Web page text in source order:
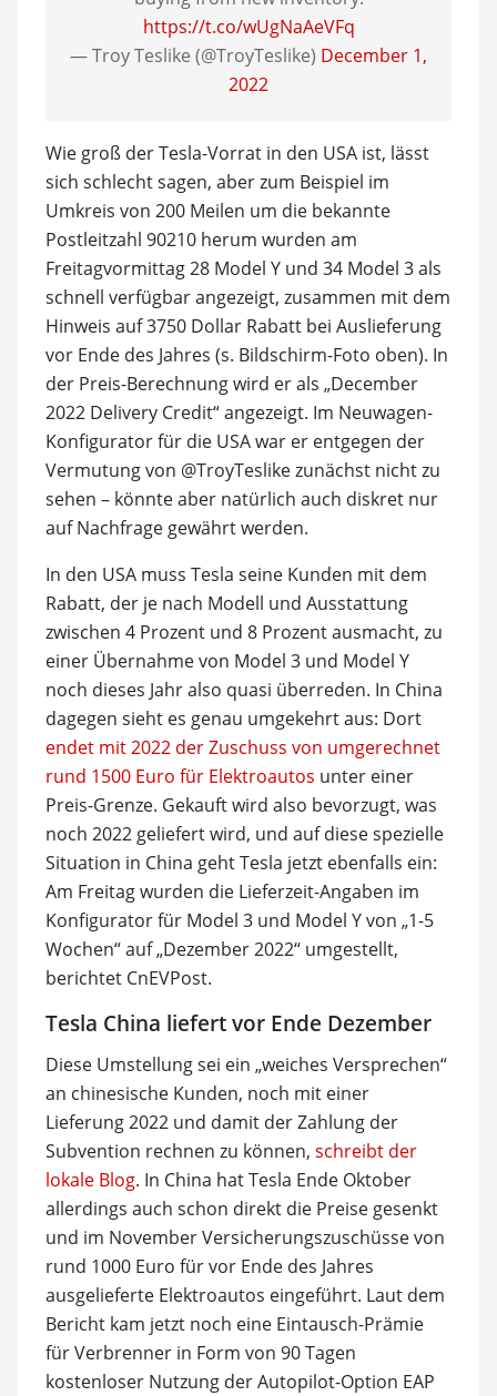
https://t.co/wUgNaAeVFq
— Troy Teslike (@TroyTeslike) December 1,
2022
Wie groß der Tesla-Vorrat in den USA ist, lässt
sich schlecht sagen, aber zum Beispiel im
Umkreis von 200 Meilen um die bekannte
Postleitzahl 90210 herum wurden am
Freitagvormittag 28 Model Y und 34 Model 3 als
schnell verfügbar angezeigt, zusammen mit dem
Hinweis auf 3750 Dollar Rabatt bei Auslieferung
vor Ende des Jahres (s. Bildschirm-Foto oben). In
der Preis-Berechnung wird er als „December
2022 Delivery Credit“ angezeigt. Im Neuwagen-
Konfigurator für die USA war er entgegen der
Vermutung von @TroyTeslike zunächst nicht zu
sehen – könnte aber natürlich auch diskret nur
auf Nachfrage gewährt werden.
In den USA muss Tesla seine Kunden mit dem
Rabatt, der je nach Modell und Ausstattung
zwischen 4 Prozent und 8 Prozent ausmacht, zu
einer Übernahme von Model 3 und Model Y
noch dieses Jahr also quasi überreden. In China
dagegen sieht es genau umgekehrt aus: Dort
endet mit 2022 der Zuschuss von umgerechnet
rund 1500 Euro für Elektroautos unter einer
Preis-Grenze. Gekauft wird also bevorzugt, was
noch 2022 geliefert wird, und auf diese spezielle
Situation in China geht Tesla jetzt ebenfalls ein:
Am Freitag wurden die Lieferzeit-Angaben im
Konfigurator für Model 3 und Model Y von „1-5
Wochen“ auf „Dezember 2022“ umgestellt,
berichtet CnEVPost.
Tesla China liefert vor Ende Dezember
Diese Umstellung sei ein „weiches Versprechen“
an chinesische Kunden, noch mit einer
Lieferung 2022 und damit der Zahlung der
Subvention rechnen zu können, schreibt der
lokale Blog. In China hat Tesla Ende Oktober
allerdings auch schon direkt die Preise gesenkt
und im November Versicherungszuschüsse von
rund 1000 Euro für vor Ende des Jahres
ausgelieferte Elektroautos eingeführt. Laut dem
Bericht kam jetzt noch eine Eintausch-Prämie
für Verbrenner in Form von 90 Tagen
kostenloser Nutzung der Autopilot-Option EAP